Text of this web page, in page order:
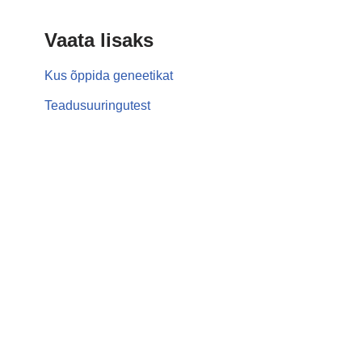
Vaata lisaks
Kus õppida geneetikat
Teadusuuringutest